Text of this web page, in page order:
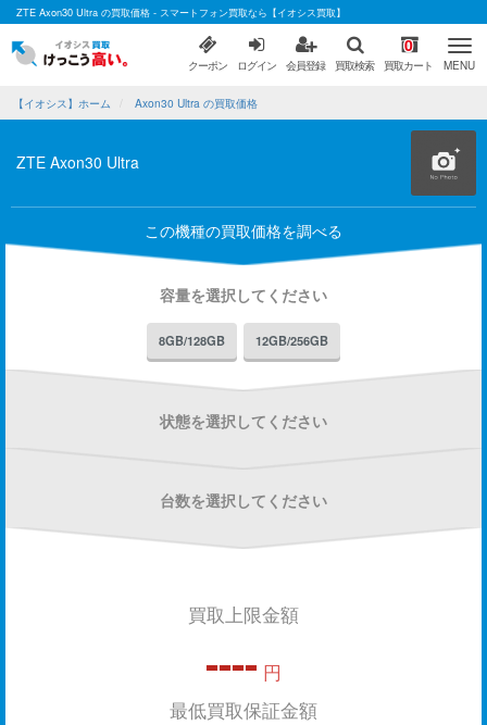
ZTE Axon30 Ultra の買取価格 - スマートフォン買取なら【イオシス買取】
クーポン ログイン 会員登録 買取検索
0
買取カート MENU
【イオシス】ホーム Axon30 Ultra の買取価格
ZTE Axon30 Ultra
この機種の買取価格を調べる
容量を選択してください
8GB/128GB 12GB/256GB
状態を選択してください
台数を選択してください
買取上限金額
---- 円
最低買取保証金額